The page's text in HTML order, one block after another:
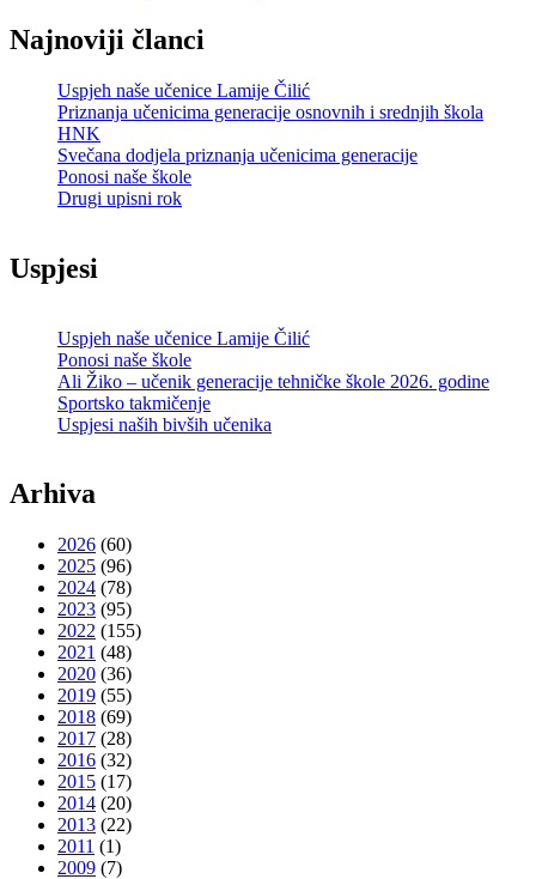
Najnoviji članci
Uspjeh naše učenice Lamije Čilić
Priznanja učenicima generacije osnovnih i srednjih škola
HNK
Svečana dodjela priznanja učenicima generacije
Ponosi naše škole
Drugi upisni rok
Uspjesi
Uspjeh naše učenice Lamije Čilić
Ponosi naše škole
Ali Žiko – učenik generacije tehničke škole 2026. godine
Sportsko takmičenje
Uspjesi naših bivših učenika
Arhiva
2026 (60)
2025 (96)
2024 (78)
2023 (95)
2022 (155)
2021 (48)
2020 (36)
2019 (55)
2018 (69)
2017 (28)
2016 (32)
2015 (17)
2014 (20)
2013 (22)
2011 (1)
2009 (7)